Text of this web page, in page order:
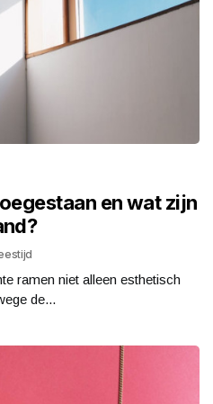
en wat zijn
ramen niet alleen esthetisch
de...